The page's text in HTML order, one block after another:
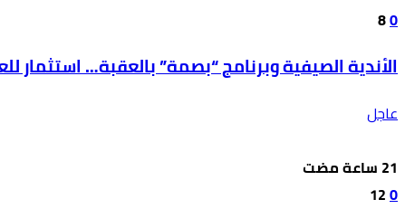
0
8
الأندية الصيفية وبرنامج “بصمة” بالعقبة…
عاجل
0
12